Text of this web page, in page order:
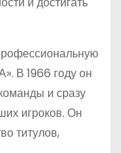
В 1966 году он
и сразу
игроков. Он
титулов,